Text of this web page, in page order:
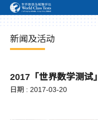
html.headscript
新闻及活动
2017「世界数学测试
日期 : 2017-03-20